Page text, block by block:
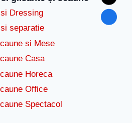
Dressing
separatie
si Mese
Casa
Horeca
Office
Spectacol